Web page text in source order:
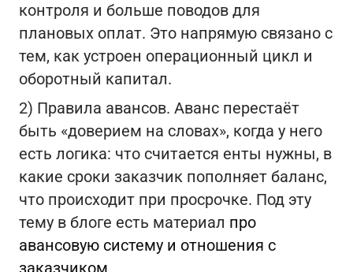
контроля и больше поводов для
плановых оплат. Это напрямую связано с
тем, как устроен операционный цикл и
оборотный капитал.
2) Правила авансов. Аванс перестаёт
быть «доверием на словах», когда у него
есть логика: что считается енты нужны, в
какие сроки заказчик пополняет баланс,
что происходит при просрочке. Под эту
тему в блоге есть материал про
авансовую систему и отношения с